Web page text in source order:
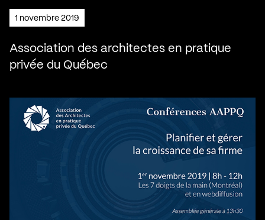
1 novembre 2019
Association des architectes en pratique
privée du Québec